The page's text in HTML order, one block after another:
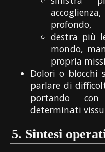
profondo,
destra più
mondo,
propria
Dolori o blocchi
parlare di
portando
determinati
5. Sintesi